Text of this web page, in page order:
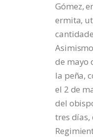
Gómez,
ermita,
de mayo
la peña,
el 2 de
del
tres días,